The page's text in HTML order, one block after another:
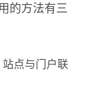
的方法有三
站点与门户联